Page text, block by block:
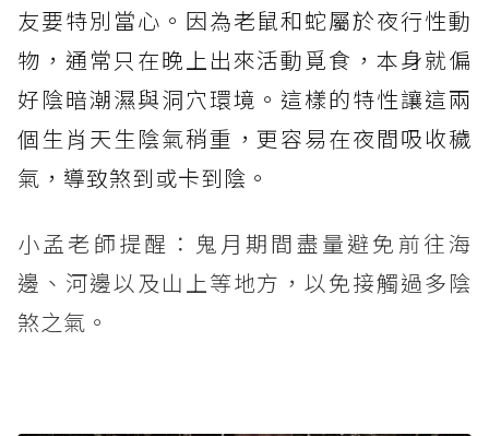
友要特別當心。因為老鼠和蛇屬於夜行性動
物，通常只在晚上出來活動覓食，本身就偏
好陰暗潮濕與洞穴環境。這樣的特性讓這兩
個生肖天生陰氣稍重，更容易在夜間吸收穢
氣，導致煞到或卡到陰。
小孟老師提醒：鬼月期間盡量避免前往海
邊、河邊以及山上等地方，以免接觸過多陰
煞之氣。